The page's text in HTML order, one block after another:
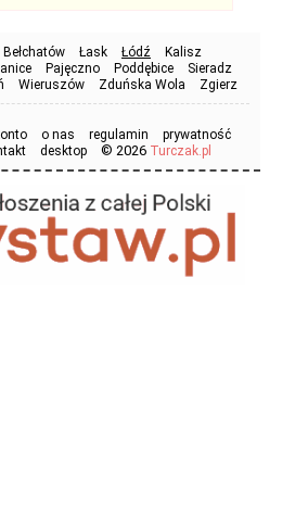
Bełchatów Łask Łódź
Kalisz
Pajęczno Poddębice
Sieradz
Wieruszów Zduńska Wola Zgierz
o nas regulamin
prywatność
desktop © 2026 Turczak.pl